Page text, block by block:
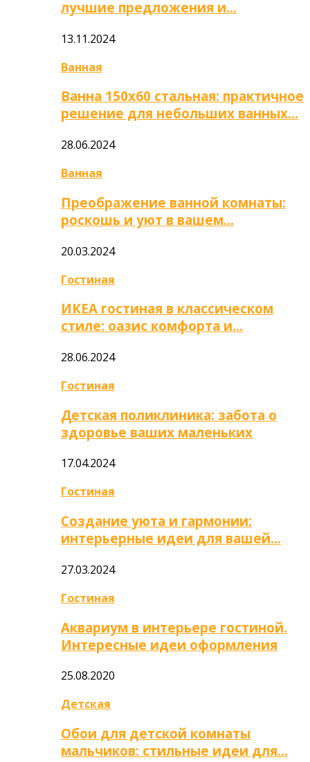
лучшие предложения и…
13.11.2024
Ванная
Ванна 150х60 стальная: практичное
решение для небольших ванных…
28.06.2024
Ванная
Преображение ванной комнаты:
роскошь и уют в вашем…
20.03.2024
Гостиная
ИКЕА гостиная в классическом
стиле: оазис комфорта и…
28.06.2024
Гостиная
Детская поликлиника: забота о
здоровье ваших маленьких
17.04.2024
Гостиная
Создание уюта и гармонии:
интерьерные идеи для вашей…
27.03.2024
Гостиная
Аквариум в интерьере гостиной.
Интересные идеи оформления
25.08.2020
Детская
Обои для детской комнаты
мальчиков: стильные идеи для…